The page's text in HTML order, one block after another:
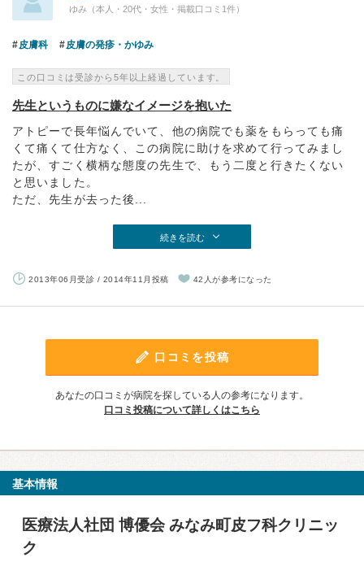
ゆみ（本人・20代・女性・掲載口コミ1件）
皮膚科 皮膚の発疹・かゆみ
この口コミは受診から5年以上経過しています。
先生というものに嫌なイメージを抱いた
アトピーで長年悩んでいて、他の病院でも薬をもらっても痛
くて痛くて仕方なく、この病院に助けを求めて行ってみまし
たが、すごく横柄な態度の先生で、もう二度と行きたくない
と思いました。
ただ、先生が去った後...
続きを読む
2013年06月受診 / 2014年11月投稿 42人が参考になった
口コミを投稿
あなたの口コミが病院を探している人の参考になります。
口コミ投稿について詳しくはこちら
基本情報
医療法人社団 博優会 みなみ町皮フ科クリニッ
ク